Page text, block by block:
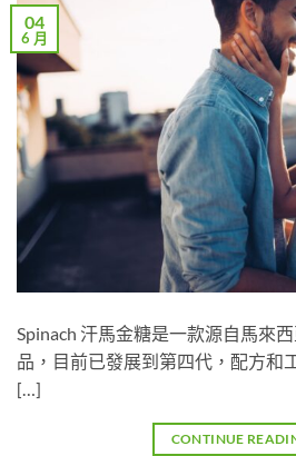
04
6 月
Spinach 汗馬金糖是一款源自馬來
品，目前已發展到第四代，配方和
[…]
CONTINUE